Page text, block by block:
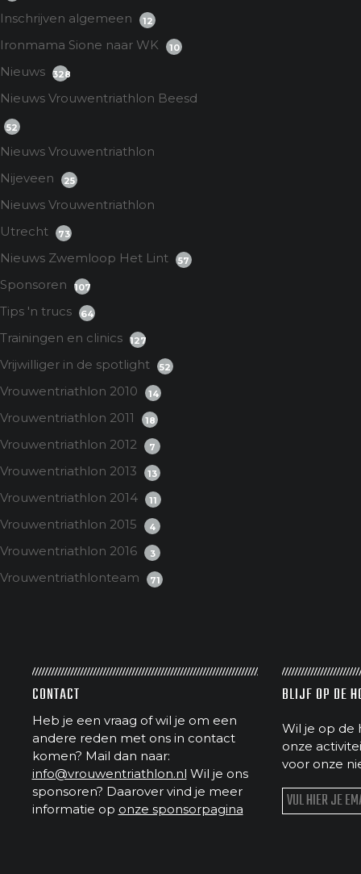
Inschrijven algemeen 12
Ironmama Sione naar WK 10
Nieuws 328
Nieuws Vrouwentriathlon Beesd
52
Nieuws Vrouwentriathlon
Nijeveen
25
Nieuws Vrouwentriathlon
Utrecht
73
Nieuws Zwemloop Het Lint 57
Sponsoren 107
Tips 'n trucs 64
Trainingen en clinics 127
Vrijwilliger in de spotlight 52
Vrouwentriathlon 2010 14
Vrouwentriathlon 2011 18
Vrouwentriathlon 2012 7
Vrouwentriathlon 2013 13
Vrouwentriathlon 2014 11
Vrouwentriathlon 2015 4
Vrouwentriathlon 2016 3
Vrouwentriathlonteam 71
CONTACT
Heb je een vraag of wil je om een
andere reden met ons in contact
komen? Mail dan naar:
info@vrouwentriathlon.nl Wil je ons
sponsoren? Daarover vind je meer
informatie op onze sponsorpagina
BLIJF OP DE
Wil je op de
onze
voor onze